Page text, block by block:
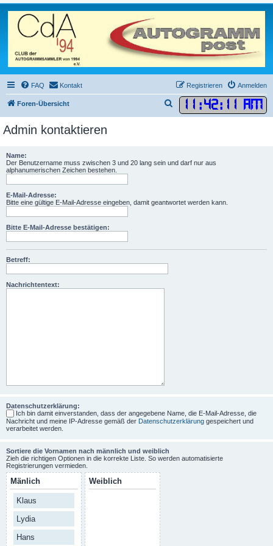
FAQ Kontakt Anmelden
Registrieren
Foren-Übersicht 11 :42: 12 AM
u
e
Admin kontaktieren
Name:
Der Benutzername muss zwischen 3 und 20 lang sein und darf nur aus
alphanumerischen Zeichen bestehen.
E-Mail-Adresse:
Bitte eine gültige E-Mail-Adresse eingeben, damit geantwortet werden kann.
Bitte E-Mail-Adresse bestätigen:
Betreff:
Nachrichtentext:
Datenschutzerklärung:
Ich bin damit einverstanden, dass der angegebene Name, die E-Mail-Adresse, die
Nachricht und meine IP-Adresse gemäß der Datenschutzerklärung gespeichert und
verarbeitet werden.
Sortiere die Vornamen nach männlich und weiblich
Zieh die richtigen Optionen in die korrekte Liste. So werden automatisierte
Registrierungen vermieden.
Mänlich
Klaus
Lydia
Hans
Weiblich